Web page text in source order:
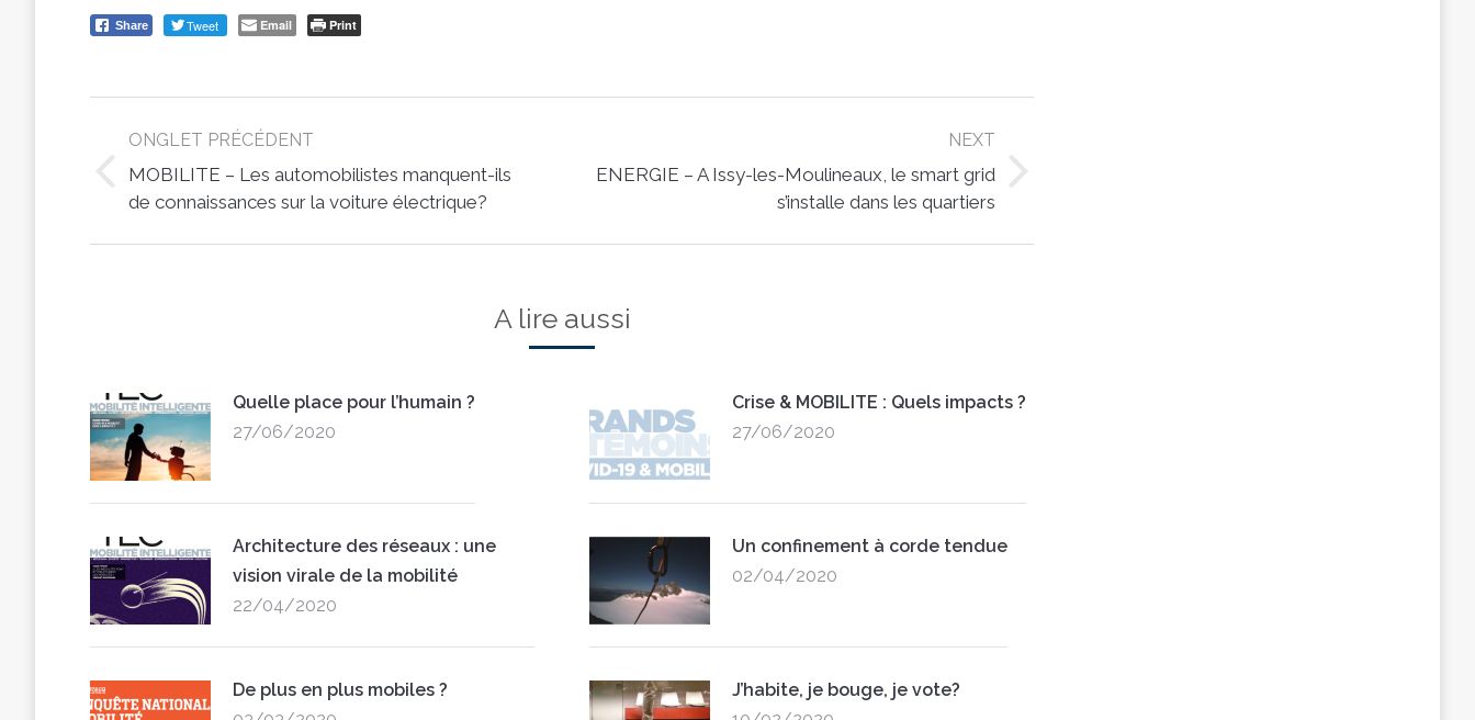
Share Tweet Email Print
navigation
ONGLET PRÉCÉDENT
Previous
post:
MOBILITE – Les automobilistes manquent-ils
de connaissances sur la voiture électrique?
NEXT
Next
ENERGIE – A Issy-les-Moulineaux, le smart grid
s’installe dans les quartiers
A lire aussi
Quelle place pour l’humain ?
27/06/2020
Crise & MOBILITE : Quels impacts ?
27/06/2020
Architecture des réseaux : une
vision virale de la mobilité
22/04/2020
Un confinement à corde tendue
02/04/2020
De plus en plus mobiles ?
J’habite, je bouge, je vote?